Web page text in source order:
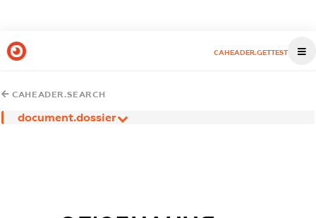
CAHEADER.GETTEST
CAHEADER.SEARCH
document.dossier